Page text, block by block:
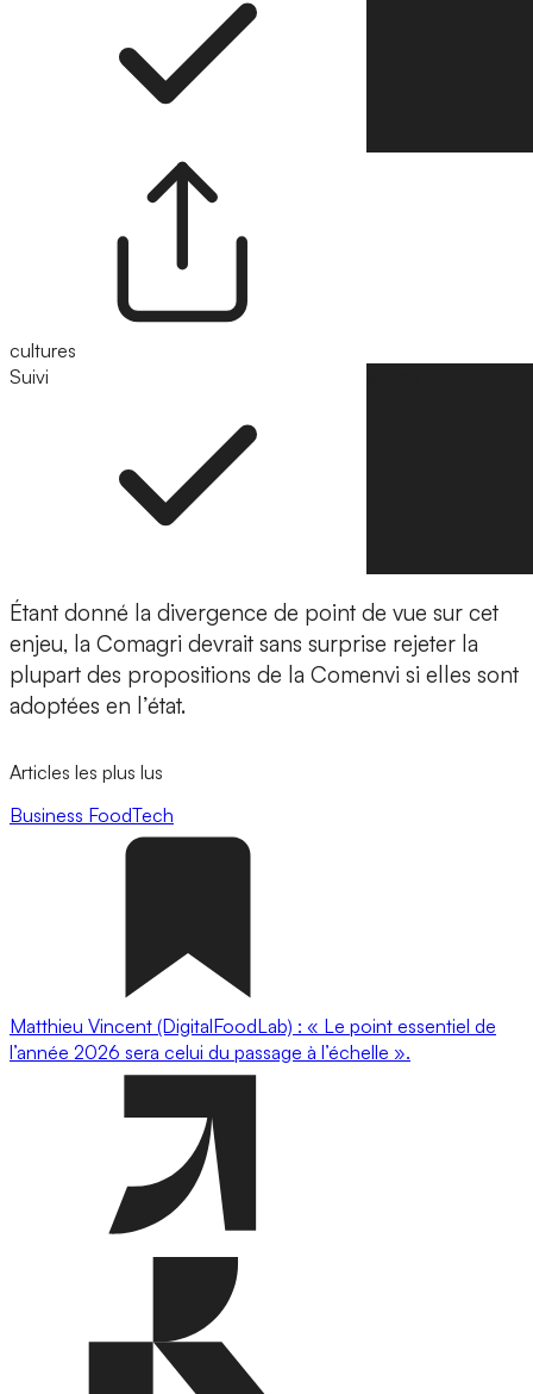
cultures
Suivi
Étant donné la divergence de point de vue sur cet
enjeu, la Comagri devrait sans surprise rejeter la
plupart des propositions de la Comenvi si elles sont
adoptées en l’état.
Articles les plus lus
Business FoodTech
Matthieu Vincent (DigitalFoodLab) : « Le point essentiel de
l’année 2026 sera celui du passage à l’échelle ».